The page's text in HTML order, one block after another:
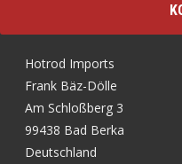
Hotrod Imports
Frank Bäz-Dölle
Am Schloßberg 3
99438 Bad Berka
Deutschland